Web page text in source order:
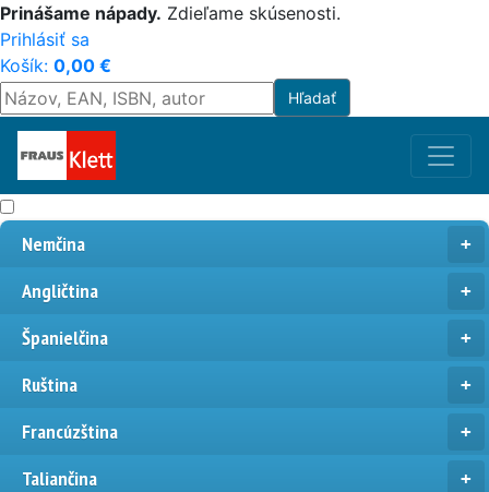
Prinášame nápady. Zdieľame skúsenosti.
Prihlásiť sa
Košík: 0,00 €
Nemčina
Angličtina
Španielčina
Ruština
Francúzština
Taliančina